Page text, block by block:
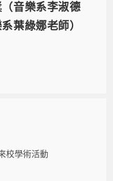
音樂系李淑德
葉綠娜老師）
校學術活動